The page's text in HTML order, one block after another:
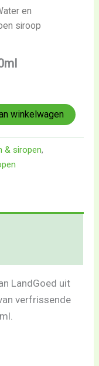
en
siroop
winkelwagen
& siropen,
LandGoed uit
verfrissende